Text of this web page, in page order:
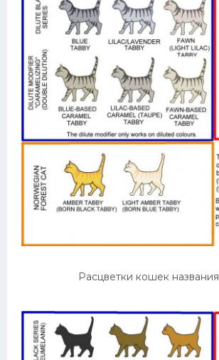
Расцветки кошек названия